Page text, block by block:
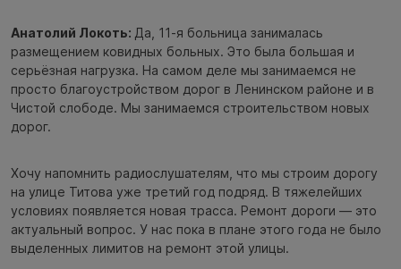
Анатолий Локоть: Да, 11-я больница занималась
размещением ковидных больных. Это была большая и
серьёзная нагрузка. На самом деле мы занимаемся не
просто благоустройством дорог в Ленинском районе и в
Чистой слободе. Мы занимаемся строительством новых
дорог.
Хочу напомнить радиослушателям, что мы строим дорогу
на улице Титова уже третий год подряд. В тяжелейших
условиях появляется новая трасса. Ремонт дороги — это
актуальный вопрос. У нас пока в плане этого года не было
выделенных лимитов на ремонт этой улицы.